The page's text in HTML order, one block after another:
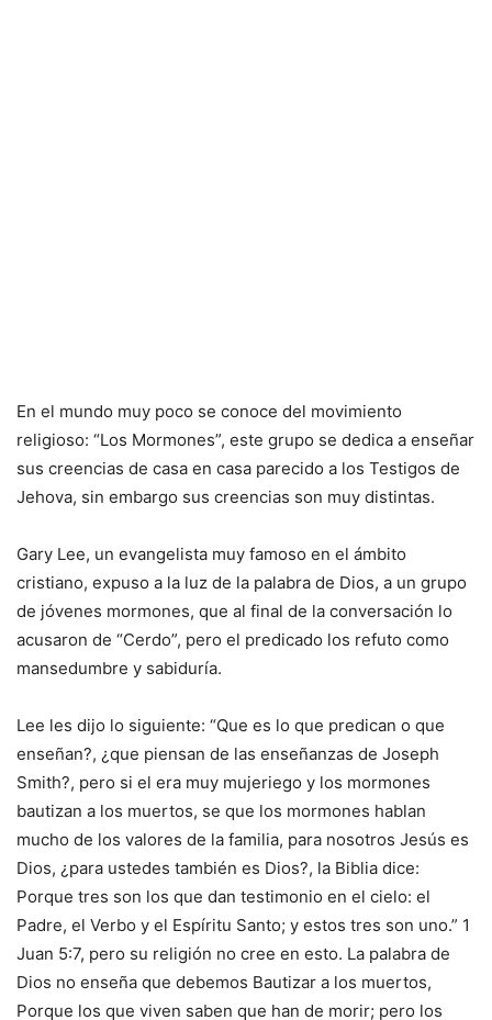
En el mundo muy poco se conoce del movimiento
religioso: “Los Mormones”, este grupo se dedica a enseñar
sus creencias de casa en casa parecido a los Testigos de
Jehova, sin embargo sus creencias son muy distintas.
Gary Lee, un evangelista muy famoso en el ámbito
cristiano, expuso a la luz de la palabra de Dios, a un grupo
de jóvenes mormones, que al final de la conversación lo
acusaron de “Cerdo”, pero el predicado los refuto como
mansedumbre y sabiduría.
Lee les dijo lo siguiente: “Que es lo que predican o que
enseñan?, ¿que piensan de las enseñanzas de Joseph
Smith?, pero si el era muy mujeriego y los mormones
bautizan a los muertos, se que los mormones hablan
mucho de los valores de la familia, para nosotros Jesús es
Dios, ¿para ustedes también es Dios?, la Biblia dice:
Porque tres son los que dan testimonio en el cielo: el
Padre, el Verbo y el Espíritu Santo; y estos tres son uno.” 1
Juan 5:7, pero su religión no cree en esto. La palabra de
Dios no enseña que debemos Bautizar a los muertos,
Porque los que viven saben que han de morir; pero los